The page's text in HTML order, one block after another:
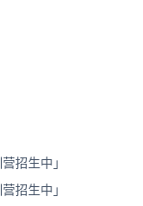
招生中」
招生中」